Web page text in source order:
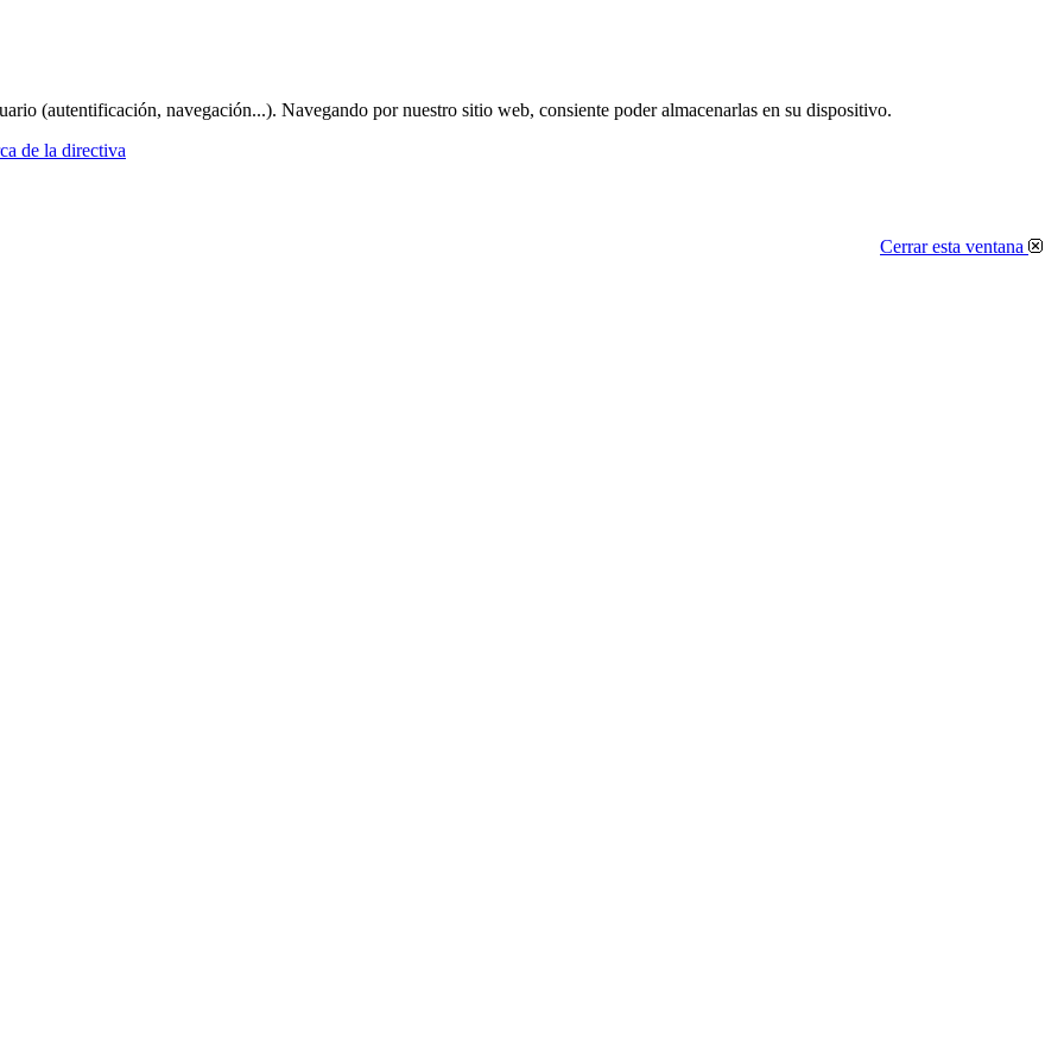
(autentificación, navegación...). Navegando por nuestro sitio web, consiente poder almacenarlas en su dispositivo.
de la directiva
Cerrar esta ventana